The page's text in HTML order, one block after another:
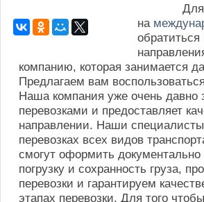
Для
на
компанию, которая занимается
Предлагаем вам
Наша компания уже очень
перевозками и предоставляет
направлении. Наши
перевозках всех видов
смогут оформить
погрузку и сохранность груза,
перевозки и гарантируем
этапах перевозки. Для того